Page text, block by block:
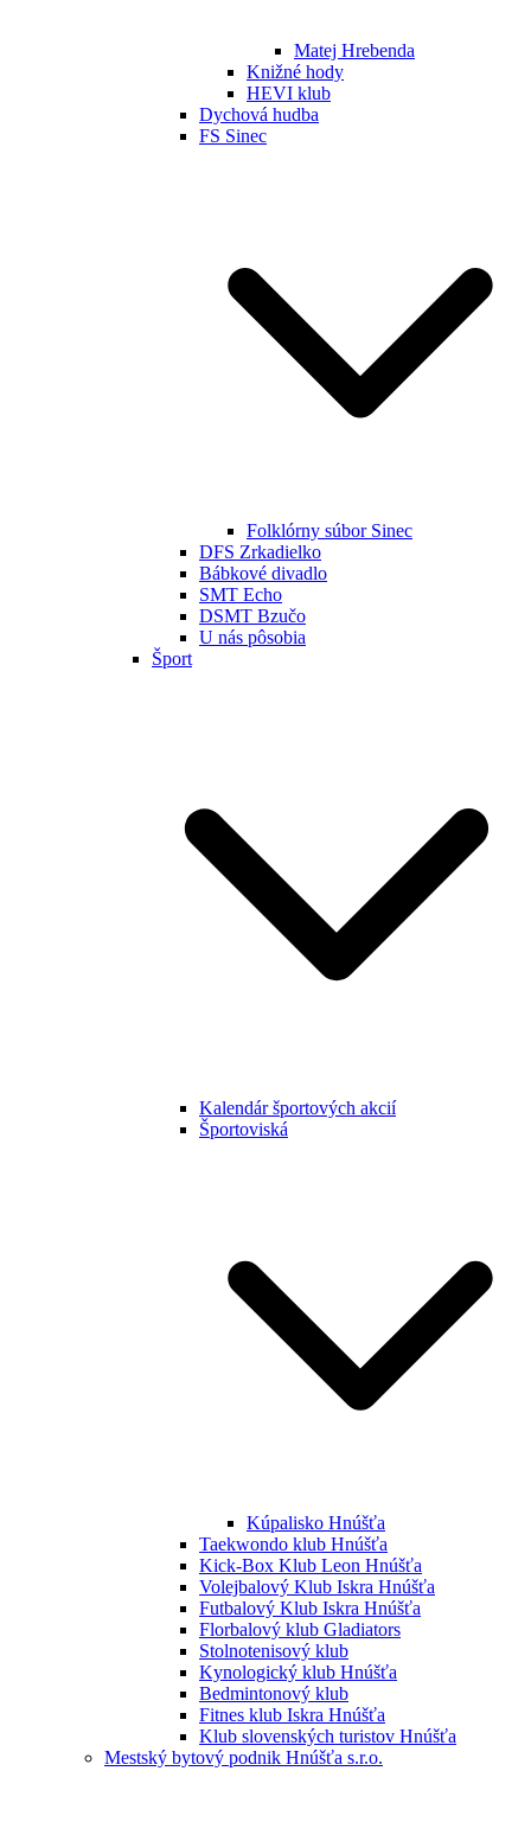
Matej Hrebenda
Knižné hody
HEVI klub
Dychová hudba
FS Sinec
Folklórny súbor Sinec
DFS Zrkadielko
Bábkové divadlo
SMT Echo
DSMT Bzučo
U nás pôsobia
Šport
Kalendár športových akcií
Športoviská
Kúpalisko Hnúšťa
Taekwondo klub Hnúšťa
Kick-Box Klub Leon Hnúšťa
Volejbalový Klub Iskra Hnúšťa
Futbalový Klub Iskra Hnúšťa
Florbalový klub Gladiators
Stolnotenisový klub
Kynologický klub Hnúšťa
Bedmintonový klub
Fitnes klub Iskra Hnúšťa
Klub slovenských turistov Hnúšťa
Mestský bytový podnik Hnúšťa s.r.o.